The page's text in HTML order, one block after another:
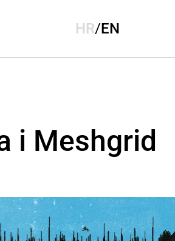
HR/EN
i Meshgrid